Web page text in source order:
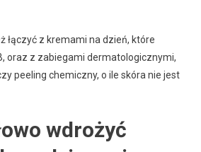
łączyć z kremami na dzień, które
oraz z zabiegami dermatologicznymi,
peeling chemiczny, o ile skóra nie jest
wdrożyć